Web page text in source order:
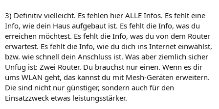
3) Definitiv vielleicht. Es fehlen hier ALLE Infos. Es fehlt eine
Info, wie dein Haus aufgebaut ist. Es fehlt die Info, was du
erreichen möchtest. Es fehlt die Info, was du von dem Router
erwartest. Es fehlt die Info, wie du dich ins Internet einwählst,
bzw. wie schnell dein Anschluss ist. Was aber ziemlich sicher
Unfug ist: Zwei Router. Du brauchst nur einen. Wenn es dir
ums WLAN geht, das kannst du mit Mesh-Geräten erweitern.
Die sind nicht nur günstiger, sondern auch für den
Einsatzzweck etwas leistungsstärker.